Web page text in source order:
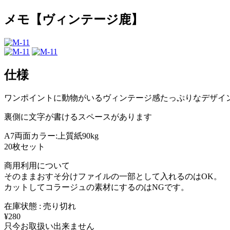
メモ【ヴィンテージ鹿】
仕様
ワンポイントに動物がいるヴィンテージ感たっぷりなデザイ
裏側に文字が書けるスペースがあります
A7両面カラー:上質紙90kg
20枚セット
商用利用について
そのままおすそ分けファイルの一部として入れるのはOK。
カットしてコラージュの素材にするのはNGです。
在庫状態 : 売り切れ
¥280
只今お取扱い出来ません